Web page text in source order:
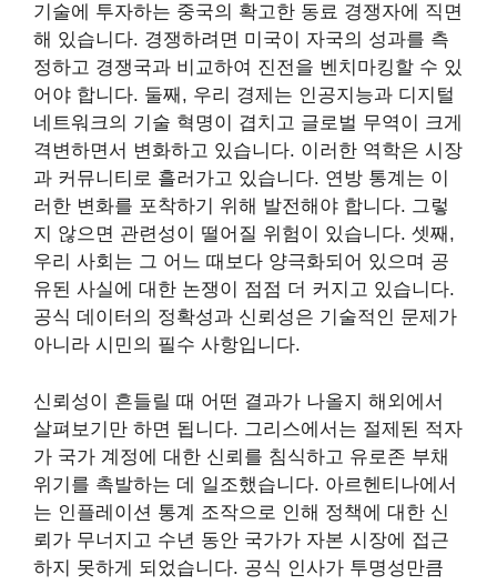
기술에 투자하는 중국의 확고한 동료 경쟁자에 직면
해 있습니다. 경쟁하려면 미국이 자국의 성과를 측
정하고 경쟁국과 비교하여 진전을 벤치마킹할 수 있
어야 합니다. 둘째, 우리 경제는 인공지능과 디지털
네트워크의 기술 혁명이 겹치고 글로벌 무역이 크게
격변하면서 변화하고 있습니다. 이러한 역학은 시장
과 커뮤니티로 흘러가고 있습니다. 연방 통계는 이
러한 변화를 포착하기 위해 발전해야 합니다. 그렇
지 않으면 관련성이 떨어질 위험이 있습니다. 셋째,
우리 사회는 그 어느 때보다 양극화되어 있으며 공
유된 사실에 대한 논쟁이 점점 더 커지고 있습니다.
공식 데이터의 정확성과 신뢰성은 기술적인 문제가
아니라 시민의 필수 사항입니다.
신뢰성이 흔들릴 때 어떤 결과가 나올지 해외에서
살펴보기만 하면 됩니다. 그리스에서는 절제된 적자
가 국가 계정에 대한 신뢰를 침식하고 유로존 부채
위기를 촉발하는 데 일조했습니다. 아르헨티나에서
는 인플레이션 통계 조작으로 인해 정책에 대한 신
뢰가 무너지고 수년 동안 국가가 자본 시장에 접근
하지 못하게 되었습니다. 공식 인사가 투명성만큼